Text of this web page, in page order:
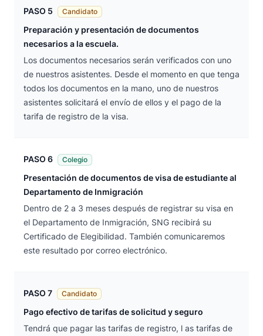
PASO 5 Candidato
Preparación y presentación de documentos
necesarios a la escuela.
Los documentos necesarios serán verificados con uno
de nuestros asistentes. Desde el momento en que tenga
todos los documentos en la mano, uno de nuestros
asistentes solicitará el envío de ellos y el pago de la
tarifa de registro de la visa.
PASO 6 Colegio
Presentación de documentos de visa de estudiante al
Departamento de Inmigración
Dentro de 2 a 3 meses después de registrar su visa en
el Departamento de Inmigración, SNG recibirá su
Certificado de Elegibilidad. También comunicaremos
este resultado por correo electrónico.
PASO 7 Candidato
Pago efectivo de tarifas de solicitud y seguro
Tendrá que pagar las tarifas de registro, l as tarifas de